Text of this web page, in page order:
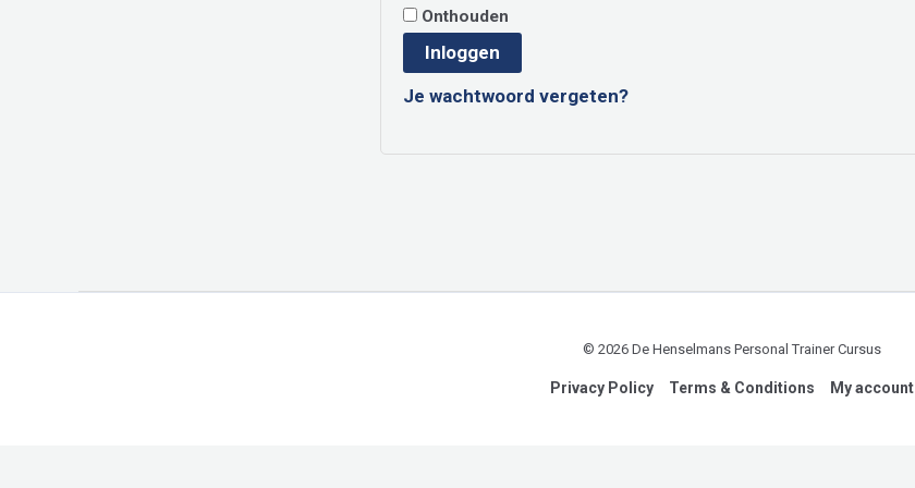
Onthouden
Inloggen
Je wachtwoord vergeten?
© 2026 De Henselmans Personal Trainer Cursus
Privacy Policy Terms & Conditions My account